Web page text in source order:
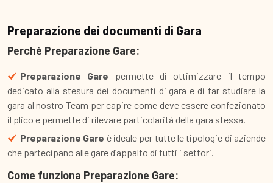
Preparazione dei documenti di Gara
Perchè Preparazione Gare:
Preparazione Gare permette di ottimizzare il tempo
dedicato alla stesura dei documenti di gara e di far studiare la
gara al nostro Team per capire come deve essere confezionato
il plico e permette di rilevare particolarità della gara stessa.
Preparazione Gare è ideale per tutte le tipologie di aziende
che partecipano alle gare d’appalto di tutti i settori.
Come funziona Preparazione Gare: